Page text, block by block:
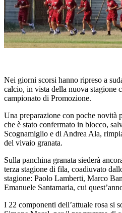
Nei giorni scorsi hanno ripreso a
calcio, in vista della nuova stagione
campionato di Promozione.
Una preparazione con poche novità
che è stato confermato in blocco,
Scognamiglio e di Andrea Ala,
del vivaio granata.
Sulla panchina granata siederà
terza stagione di fila, coadiuvato
stagione: Paolo Lamberti, Marco
Emanuele Santamaria, cui
I 22 componenti dell’attuale rosa si